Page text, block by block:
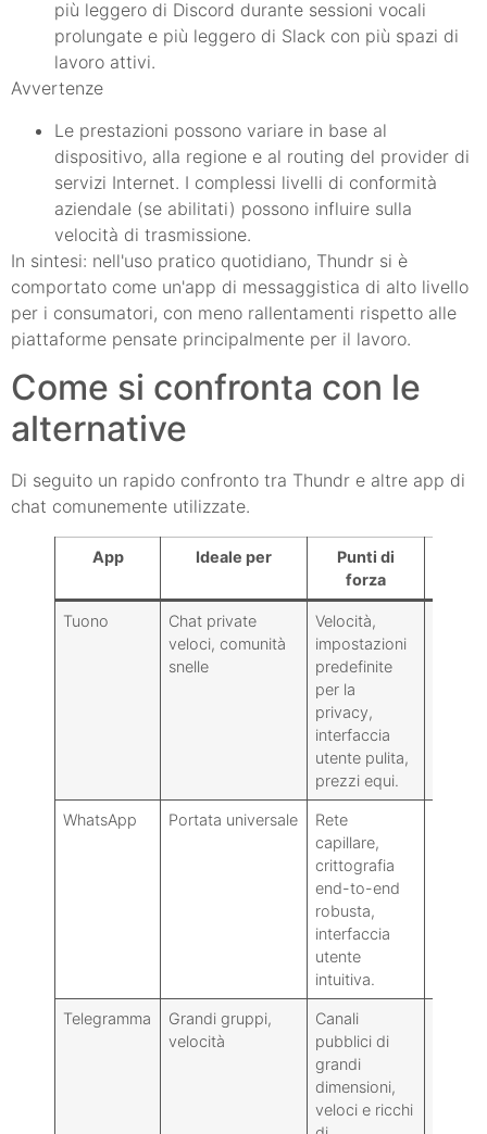
più leggero di Discord durante sessioni vocali
prolungate e più leggero di Slack con più spazi di
lavoro attivi.
Avvertenze
Le prestazioni possono variare in base al
dispositivo, alla regione e al routing del provider di
servizi Internet. I complessi livelli di conformità
aziendale (se abilitati) possono influire sulla
velocità di trasmissione.
In sintesi: nell'uso pratico quotidiano, Thundr si è
comportato come un'app di messaggistica di alto livello
per i consumatori, con meno rallentamenti rispetto alle
piattaforme pensate principalmente per il lavoro.
Come si confronta con le
alternative
Di seguito un rapido confronto tra Thundr e altre app di
chat comunemente utilizzate.
App Ideale per
Punti di
forza
Tuono
Chat private
veloci, comunità
snelle
Velocità,
impostazioni
predefinite
per la
privacy,
interfaccia
utente pulita,
prezzi equi.
WhatsApp Portata universale
Rete
capillare,
crittografia
end-to-end
robusta,
interfaccia
utente
intuitiva.
Telegramma
Grandi gruppi,
velocità
Canali
pubblici di
grandi
dimensioni,
veloci e ricchi